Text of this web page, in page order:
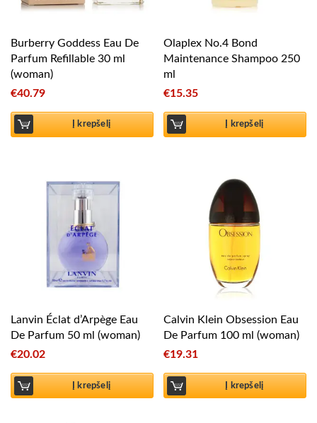
Burberry Goddess Eau De
Parfum Refillable 30 ml
(woman)
€40.79
Į krepšelį
Olaplex No.4 Bond
Maintenance Shampoo 250
ml
€15.35
Į krepšelį
Lanvin Éclat d’Arpège Eau
De Parfum 50 ml (woman)
€20.02
Į krepšelį
Calvin Klein Obsession Eau
De Parfum 100 ml (woman)
€19.31
Į krepšelį